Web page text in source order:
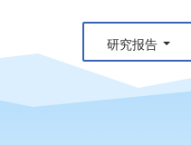
研究报告